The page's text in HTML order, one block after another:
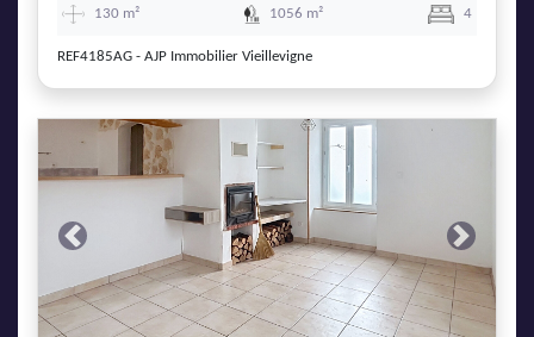
130 m² 1056 m² 4
REF4185AG - AJP Immobilier Vieillevigne
Previous Next